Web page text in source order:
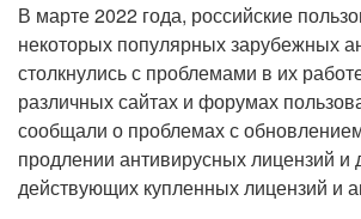
В марте 2022 года, российские
некоторых популярных зарубежных
столкнулись с проблемами в их
различных сайтах и форумах
сообщали о проблемах с
продлении антивирусных лицензий и
действующих купленных лицензий и